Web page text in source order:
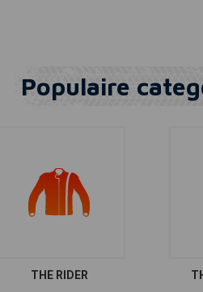
Populaire
THE RIDER